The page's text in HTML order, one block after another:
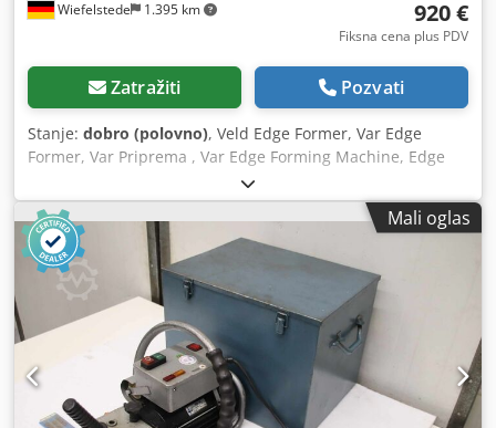
Wiefelstede 1.395 km 920 €
Fiksna cena plus PDV
Zatražiti Pozvati
Stanje: dobro (polovno), Veld Edge Former, Var Edge
Former, Var Priprema , Var Edge Forming Machine, Edge
glodalica, Edge glodalica, Mobile glodalica Dkedped Izt
Sofx Ap Hsr -Dužina kosine: maks. 20 mm -Dimenzije kutija:
460/360 / H355 mm, -Težina: 24 kg
Mali oglas